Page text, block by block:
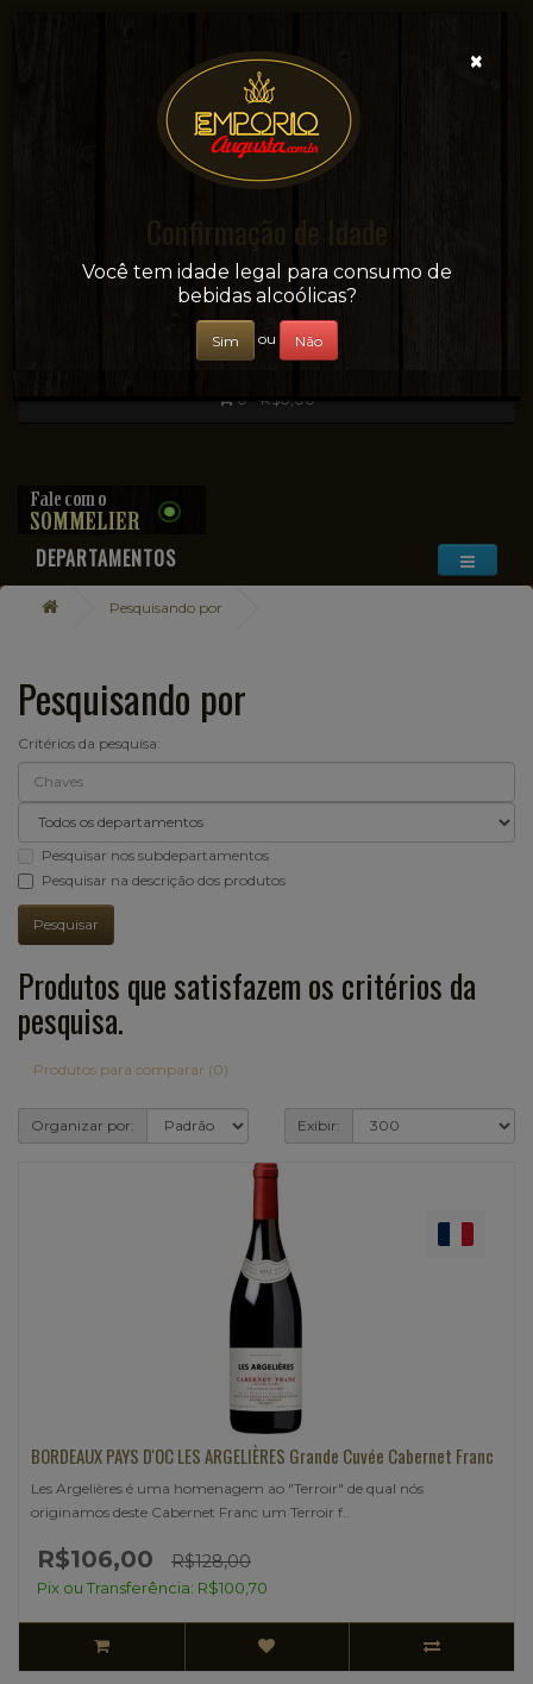
Sua conveniência e adega on-line!
0 - R$0,00
DEPARTAMENTOS
Pesquisando por
Pesquisando por
Critérios da pesquisa:
Pesquisar nos subdepartamentos
Pesquisar na descrição dos produtos
Produtos que satisfazem os critérios da
pesquisa.
Produtos para comparar (0)
Organizar por: Exibir:
BORDEAUX PAYS D'OC LES ARGELIÈRES Grande Cuvée Cabernet Franc
Les Argelières é uma homenagem ao "Terroir" de qual nós
originamos deste Cabernet Franc um Terroir f..
R$106,00 R$128,00
Pix ou Transferência: R$100,70
×
Confirmação de Idade
Você tem idade legal para consumo de
bebidas alcoólicas?
Sim ou Não